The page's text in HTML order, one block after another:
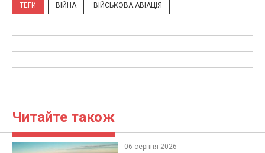
ТЕГИ ВІЙНА ВІЙСЬКОВА АВІАЦІЯ
Читайте також
06 серпня 2026